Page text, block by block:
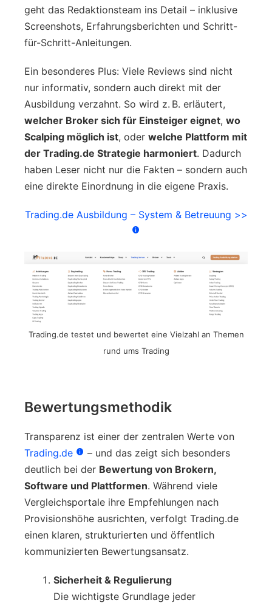
geht das Redaktionsteam ins Detail – inklusive
Screenshots, Erfahrungsberichten und Schritt-
für-Schritt-Anleitungen.
Ein besonderes Plus: Viele Reviews sind nicht
nur informativ, sondern auch direkt mit der
Ausbildung verzahnt. So wird z. B. erläutert,
welcher Broker sich für Einsteiger eignet, wo
Scalping möglich ist, oder welche Plattform mit
der Trading.de Strategie harmoniert. Dadurch
haben Leser nicht nur die Fakten – sondern auch
eine direkte Einordnung in die eigene Praxis.
Trading.de Ausbildung – System & Betreuung >>
Trading.de testet und bewertet eine Vielzahl an Themen
rund ums Trading
Bewertungsmethodik
Transparenz ist einer der zentralen Werte von
Trading.de
– und das zeigt sich besonders
deutlich bei der Bewertung von Brokern,
Software und Plattformen. Während viele
Vergleichsportale ihre Empfehlungen nach
Provisionshöhe ausrichten, verfolgt Trading.de
einen klaren, strukturierten und öffentlich
kommunizierten Bewertungsansatz.
Sicherheit & Regulierung
Die wichtigste Grundlage jeder